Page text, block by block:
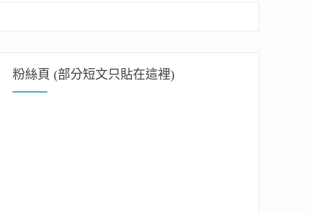
粉絲頁 (部分短文只貼在這裡)